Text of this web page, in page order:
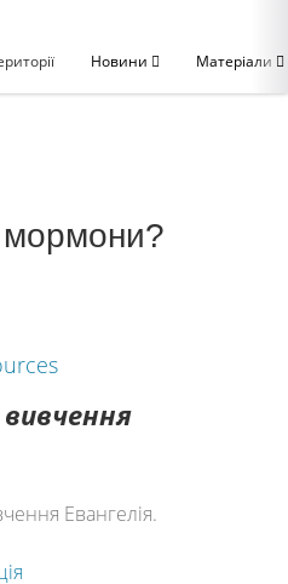
Новини Матеріали
мормони?
Евангелія.